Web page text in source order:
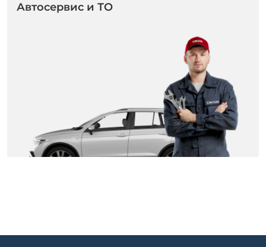
Автосервис и ТО